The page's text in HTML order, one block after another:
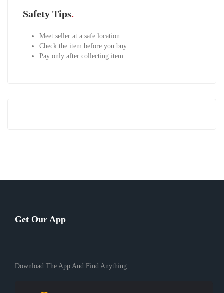
Safety Tips
Meet seller at a safe location
Check the item before you buy
Pay only after collecting item
Get Our App
Download The App And Find Anything